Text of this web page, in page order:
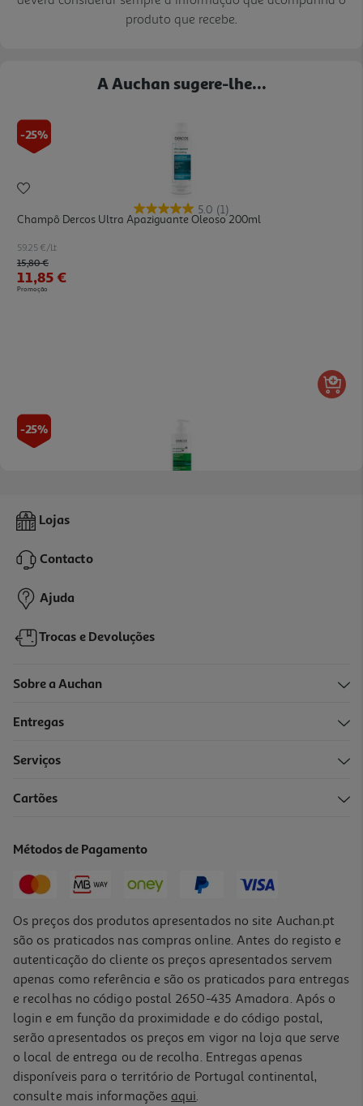
produto que recebe.
A Auchan sugere-lhe...
-25%
5.0 (1)
Champô Dercos Ultra Apaziguante Oleoso 200ml
59.25 €/Lt
Price reduced from
15,80 €to
11,85 €
Promoção
-25%
Champô Dercos Anticaspa Oleosa 390ml
Price reduced from
25,10 €to
18,83 €
Lojas
Contacto
Ajuda
Trocas e Devoluções
Sobre a Auchan
Entregas
Serviços
Cartões
Métodos de Pagamento
Os preços dos produtos apresentados no site Auchan.pt
são os praticados nas compras online. Antes do registo e
autenticação do cliente os preços apresentados servem
apenas como referência e são os praticados para entregas
e recolhas no código postal 2650-435 Amadora. Após o
login e em função da proximidade e do código postal,
serão apresentados os preços em vigor na loja que serve
o local de entrega ou de recolha. Entregas apenas
disponíveis para o território de Portugal continental,
consulte mais informações aqui.